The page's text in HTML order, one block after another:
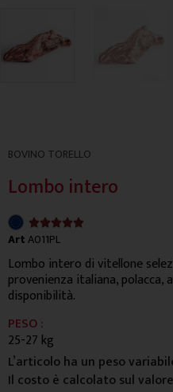
BOVINO TORELLO
Lombo intero

ArtA011PL
Lombo intero di vitellone
provenienza italiana, polacca,
disponibilità.
PESO :
25-27 kg
L’articolo ha un peso
Il costo è calcolato sul